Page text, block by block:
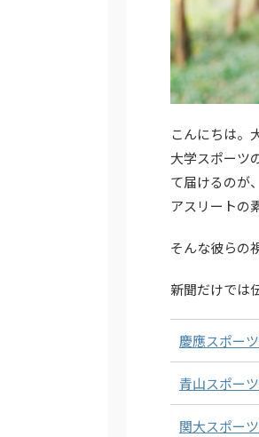
こんにちは。
大学スポーツ
て届けるのが
アスリートの
そんな彼らの
新聞だけでは
慶應スポー
青山スポー
関大スポー